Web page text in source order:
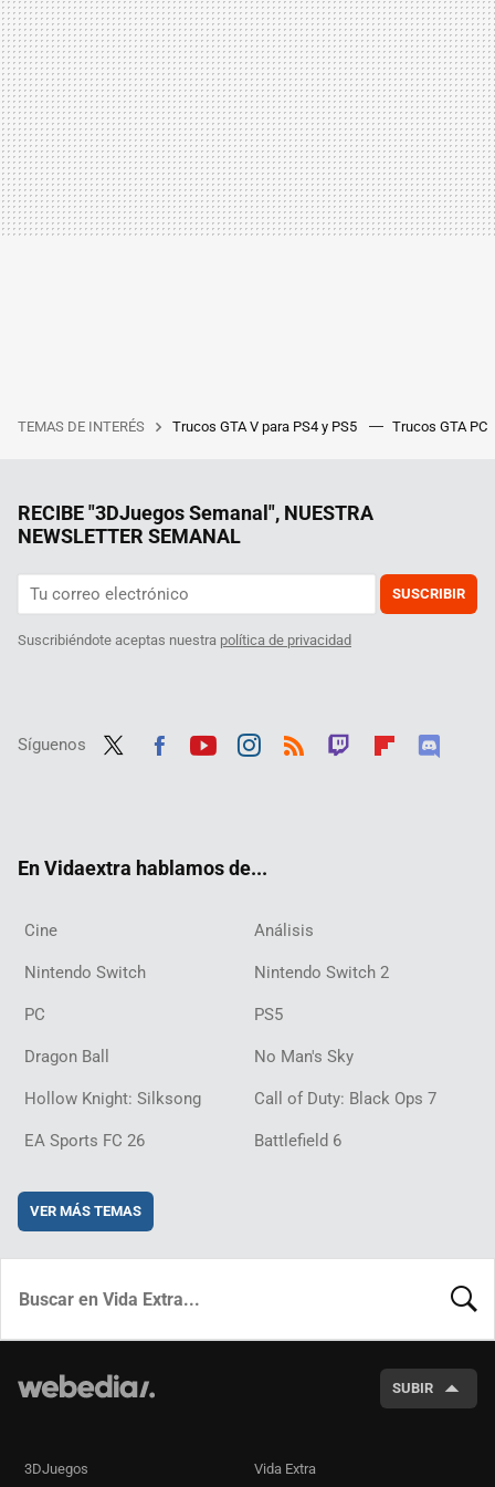
TEMAS DE INTERÉS Trucos GTA V para PS4 y PS5 Trucos GTA PC
RECIBE "3DJuegos Semanal", NUESTRA
NEWSLETTER SEMANAL
SUSCRIBIR
Suscribiéndote aceptas nuestra política de privacidad
Síguenos
En Vidaextra hablamos de...
Cine Análisis
Nintendo Switch Nintendo Switch 2
PC PS5
Dragon Ball No Man's Sky
Hollow Knight: Silksong Call of Duty: Black Ops 7
EA Sports FC 26 Battlefield 6
VER MÁS TEMAS
SUBIR
3DJuegos Vida Extra